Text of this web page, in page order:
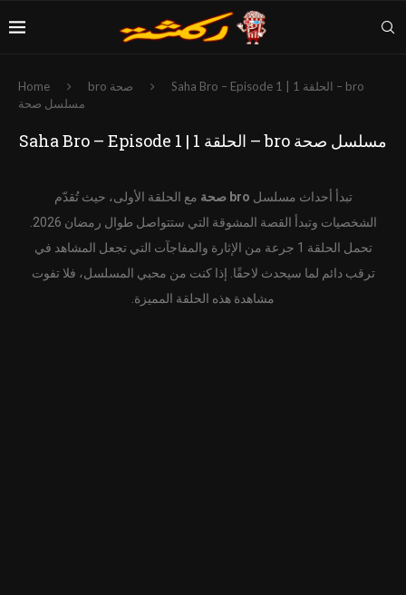
Home bro صحة
Saha Bro – Episode 1 | الحلقة 1 – bro
مسلسل صحة
Saha Bro – Episode 1 | الحلقة 1 – bro مسلسل صحة
تبدأ أحداث مسلسل bro صحة
مع الحلقة الأولى، حيث تُقدّم
تحمل الحلقة 1 جرعة من الإثارة والمفاجآت التي تجعل المشاهد في
ترقب دائم لما سيحدث لاحقًا. إذا كنت من محبي المسلسل، فلا تفوت
مشاهدة هذه الحلقة المميزة.